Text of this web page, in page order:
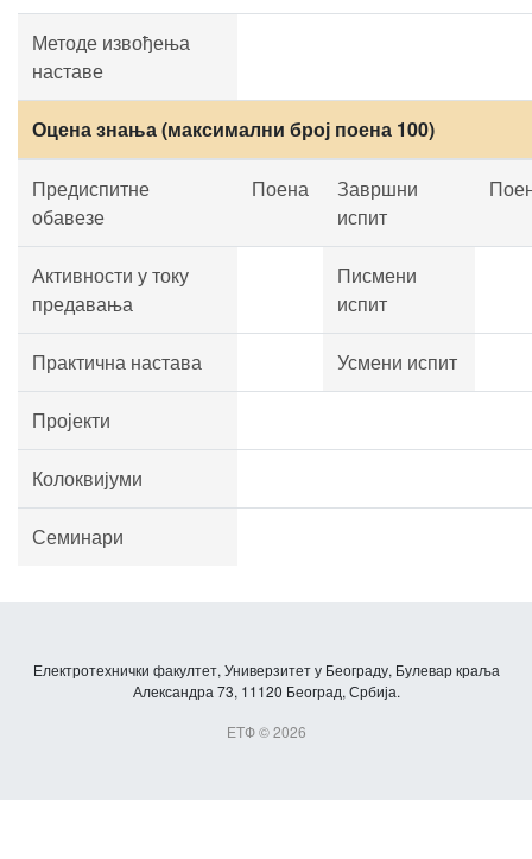
Методе извођења
наставе
Оцена знања (максимални број поена 100)
Предиспитне
обавезе
Поена
Завршни
испит
Активности у току
предавања
Писмени
испит
Практична настава Усмени испит
Пројекти
Колоквијуми
Семинари
Електротехнички факултет, Универзитет у Београду, Булевар краља
Александра 73, 11120 Београд, Србија.
ЕТФ © 2026